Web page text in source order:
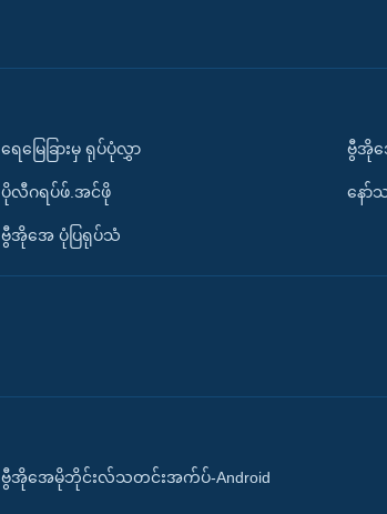
ရေမြေခြားမှ ရုပ်ပုံလွှာ
ပိုလီဂရပ်ဖ်.အင်ဖို
ဗွီအိုအေ ပုံပြရုပ်သံ
ဗွီအို
နော်
ဗွီအိုအေမိုဘိုင်းလ်သတင်းအက်ပ်-Android